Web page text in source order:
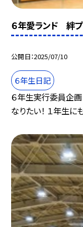
６年愛ランド 絆
公開日 2025/07/10
６年生日記
６年生実行委員企画
なりたい！ １年生に